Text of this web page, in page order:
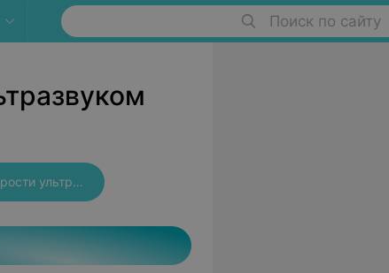
Поиск по сайту
Удаление зуба мудрости ультразвуком